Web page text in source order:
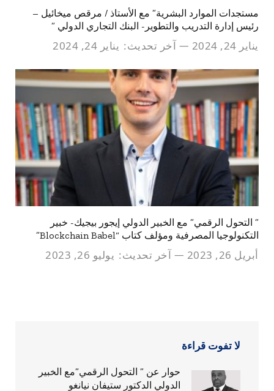
مستجدات الموارد البشرية” مع الأستاذ / مرقص ميخائيل –
رئيس إدارة التدريب والتطوير- البنك التجاري الدولي ”
يناير 24, 2024 آخر تحديث: يناير 24, 2024
” التحول الرقمي” مع الخبير الدولي إيجور بيجيك- خبير
التكنولوجيا المصرفية ومؤلف كتاب “Blockchain Babel”
أبريل 26, 2023 آخر تحديث: يوليو 26, 2023
لا تفوت قراءة
حوار عن ” التحول الرقمي”مع الخبير
الدولي الدكتور ستيفان نيانغو